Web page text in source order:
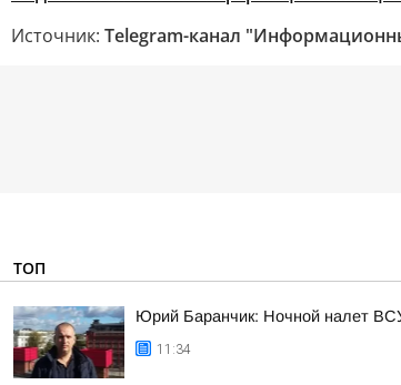
Источник: Telegram-канал
ТОП
Юрий Баранчик: Ночной налет
11:34